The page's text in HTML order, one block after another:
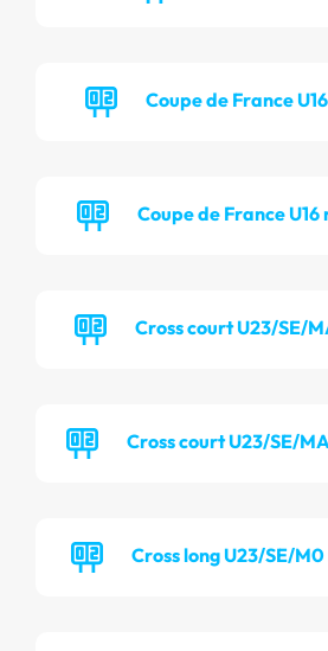
Coupe de France
Coupe de France
Cross court U23/SE/
Cross court U23/SE/
Cross long U23/SE/